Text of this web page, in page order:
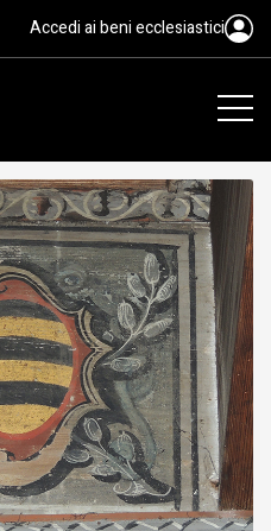
ambito
Accedi ai beni ecclesiastici